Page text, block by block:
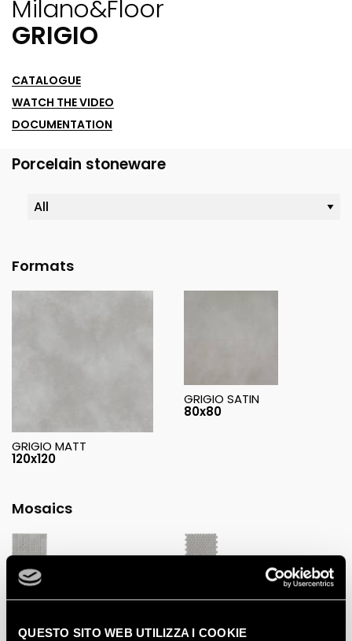
QUESTO SITO WEB UTILIZZA I COOKIE
Milano&floor
GRIGIO
CATALOGUE
WATCH THE VIDEO
DOCUMENTATION
Porcelain stoneware
Formats
GRIGIO MATT
120x120
GRIGIO SATIN
80x80
Mosaics
GRIGIO MACROMOSAICO GRIGIO ROUND MOSAICO
MATT